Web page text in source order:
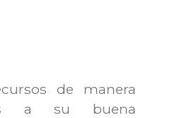
de manera
a su buena